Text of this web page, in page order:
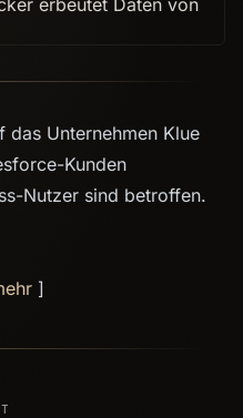
das Unternehmen Klue
Kunden
Nutzer sind betroffen.
]